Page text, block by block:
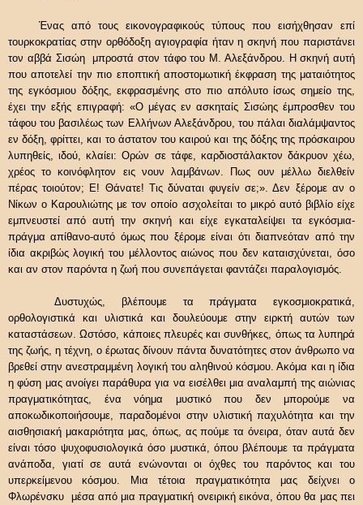
Ένας από τους εικονογραφικούς τύπους που εισήχθησαν επί
τουρκοκρατίας στην ορθόδοξη αγιογραφία ήταν η σκηνή που παριστάνει
τον αββά Σισώη μπροστά στον τάφο του Μ. Αλεξάνδρου. Η σκηνή αυτή
που αποτελεί την πιο εποπτική αποστομωτική έκφραση της ματαιότητος
της εγκόσμιου δόξης, εκφρασμένης στο πιο απόλυτο ίσως σημείο της,
έχει την εξής επιγραφή: «Ο μέγας εν ασκηταίς Σισώης έμπροσθεν του
τάφου του βασιλέως των Ελλήνων Αλεξάνδρου, του πάλαι διαλάμψαντος
εν δόξη, φρίττει, και το άστατον του καιρού και της δόξης της πρόσκαιρου
λυπηθείς, ιδού, κλαίει: Ορών σε τάφε, καρδιοστάλακτον δάκρυον χέω,
χρέος το κοινόφλητον εις νουν λαμβάνων. Πως ουν μέλλω διελθείν
πέρας τοιούτον; Ε! Θάνατε! Τις δύναται φυγείν σε;». Δεν ξέρομε αν ο
Νίκων ο Καρουλιώτης με τον οποίο ασχολείται το μικρό αυτό βιβλίο είχε
εμπνευστεί από αυτή την σκηνή και είχε εγκαταλείψει τα εγκόσμια-
πράγμα απίθανο-αυτό όμως που ξέρομε είναι ότι διαπνεόταν από την
ίδια ακριβώς λογική του μέλλοντος αιώνος που δεν καταισχύνεται, όσο
και αν στον παρόντα η ζωή που συνεπάγεται φαντάζει παραλογισμός.
Δυστυχώς, βλέπουμε τα πράγματα εγκοσμιοκρατικά,
ορθολογιστικά και υλιστικά και δουλεύουμε στην ειρκτή αυτών των
καταστάσεων. Ωστόσο, κάποιες πλευρές και συνθήκες, όπως τα λυπηρά
της ζωής, η τέχνη, ο έρωτας δίνουν πάντα δυνατότητες στον άνθρωπο να
βρεθεί στην ανεστραμμένη λογική του αληθινού κόσμου. Ακόμα και η ίδια
η φύση μας ανοίγει παράθυρα για να εισέλθει μια αναλαμπή της αιώνιας
πραγματικότητας, ένα νόημα μυστικό που δεν μπορούμε να
αποκωδικοποιήσουμε, παραδομένοι στην υλιστική παχυλότητα και την
αισθησιακή μακαριότητα μας, όπως, ας πούμε τα όνειρα, όταν αυτά δεν
είναι τόσο ψυχοφυσιολογικά όσο μυστικά, όπου βλέπουμε τα πράγματα
ανάποδα, γιατί σε αυτά ενώνονται οι όχθες του παρόντος και του
υπερκείμενου κόσμου. Μια τέτοια πραγματικότητα μας δείχνει ο
Φλωρένσκυ μέσα από μια πραγματική ονειρική εικόνα, όπου θα μας πει